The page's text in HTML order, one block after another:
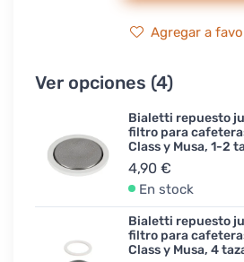
Agregar a
Ver opciones (4)
Bialetti repuesto
filtro para
Class y Musa, 1-2
4,90 €
En stock
Bialetti repuesto
filtro para
Class y Musa, 4